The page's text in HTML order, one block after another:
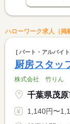
ハローワーク求人（掲
パート・アルバイト
厨房スタッ
株式会社 竹りん
千葉県茂原
1,140円〜1,140円 ※フル